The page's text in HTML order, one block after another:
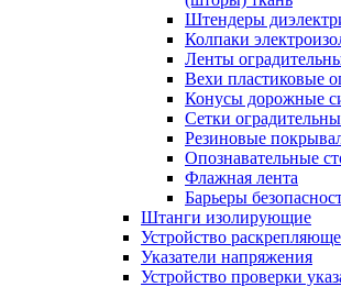
Штендеры
Колпаки
Ленты
Вехи пластиковые
Конусы дорожные
Сетки
Резиновые
Опознавательные
Флажная лента
Барьеры
Штанги изолирующие
Устройство
Указатели напряжения
Устройство проверки